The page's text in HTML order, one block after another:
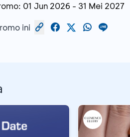
01 Jun 2026 - 31 Mei 2027
ini